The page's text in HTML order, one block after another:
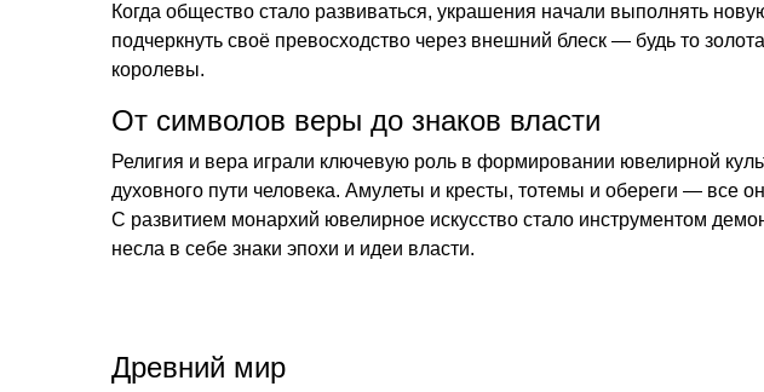
Когда общество стало развиваться, украшения начали выполнять
подчеркнуть своё превосходство через внешний блеск — будь то
королевы.
От символов веры до знаков власти
Религия и вера играли ключевую роль в формировании ювелирной
духовного пути человека. Амулеты и кресты, тотемы и обереги —
С развитием монархий ювелирное искусство стало инструментом
несла в себе знаки эпохи и идеи власти.
Древний мир